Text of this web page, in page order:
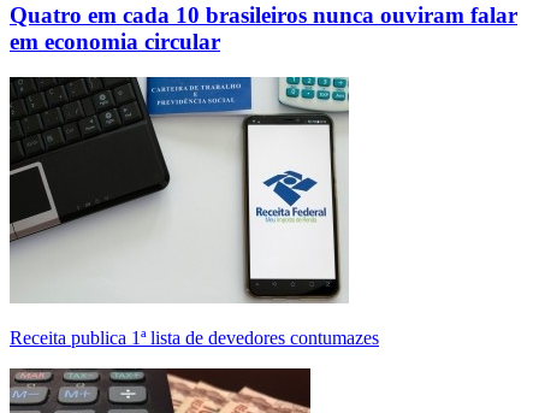
Quatro em cada 10 brasileiros nunca ouviram falar
em economia circular
Receita publica 1ª lista de devedores contumazes